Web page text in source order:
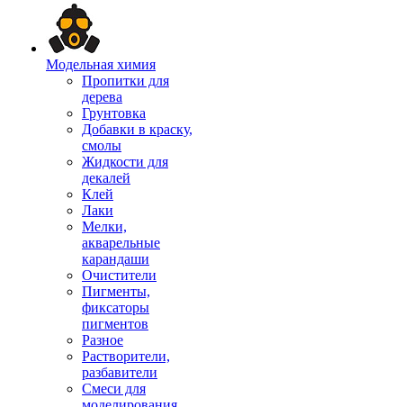
Модельная химия
Пропитки для
дерева
Грунтовка
Добавки в краску,
смолы
Жидкости для
декалей
Клей
Лаки
Мелки,
акварельные
карандаши
Очистители
Пигменты,
фиксаторы
пигментов
Разное
Растворители,
разбавители
Смеси для